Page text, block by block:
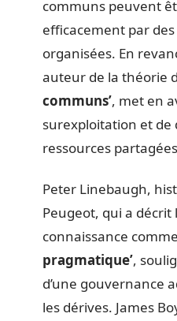
communs peuvent
efficacement par
organisées. En
auteur de la théorie
communs’, met en
surexploitation et de
ressources
Peter Linebaugh,
Peugeot, qui a décrit
connaissance
pragmatique’,
d’une gouvernance
les dérives. James